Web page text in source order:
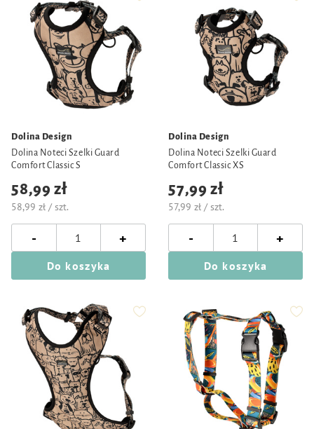
Dolina Design
Dolina Noteci Szelki Guard
Comfort Classic S
58,99 zł
58,99 zł / szt.
- +
Do koszyka
Dolina Design
Dolina Noteci Szelki Guard
Comfort Classic XS
57,99 zł
57,99 zł / szt.
- +
Do koszyka